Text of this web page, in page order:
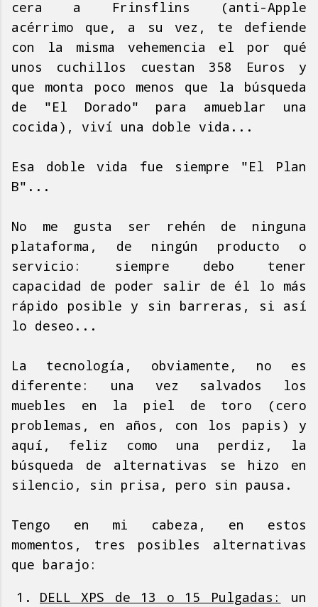
cera a Frinsflins (anti-Apple
acérrimo que, a su vez, te defiende
con la misma vehemencia el por qué
unos cuchillos cuestan 358 Euros y
que monta poco menos que la búsqueda
de "El Dorado" para amueblar una
cocida), viví una doble vida...
Esa doble vida fue siempre "El Plan
B"...
No me gusta ser rehén de ninguna
plataforma, de ningún producto o
servicio: siempre debo tener
capacidad de poder salir de él lo más
rápido posible y sin barreras, si así
lo deseo...
La tecnología, obviamente, no es
diferente: una vez salvados los
muebles en la piel de toro (cero
problemas, en años, con los papis) y
aquí, feliz como una perdiz, la
búsqueda de alternativas se hizo en
silencio, sin prisa, pero sin pausa.
Tengo en mi cabeza, en estos
momentos, tres posibles alternativas
que barajo:
DELL XPS de 13 o 15 Pulgadas:
un